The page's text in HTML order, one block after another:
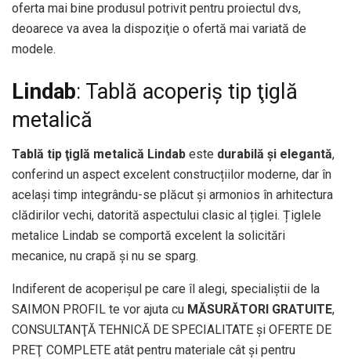
oferta mai bine produsul potrivit pentru proiectul dvs,
deoarece va avea la dispoziţie o ofertă mai variată de
modele.
Lindab: Tablă acoperiş tip ţiglă
metalică
Tablă tip ţiglă metalică Lindab este durabilă și elegantă,
conferind un aspect excelent construcțiilor moderne, dar în
același timp integrându-se plăcut și armonios în arhitectura
clădirilor vechi, datorită aspectului clasic al țiglei. Țiglele
metalice Lindab se comportă excelent la solicitări
mecanice, nu crapă și nu se sparg.
Indiferent de acoperişul pe care îl alegi, specialiştii de la
SAIMON PROFIL te vor ajuta cu MĂSURĂTORI GRATUITE,
CONSULTANŢĂ TEHNICĂ DE SPECIALITATE şi OFERTE DE
PREŢ COMPLETE atât pentru materiale cât şi pentru